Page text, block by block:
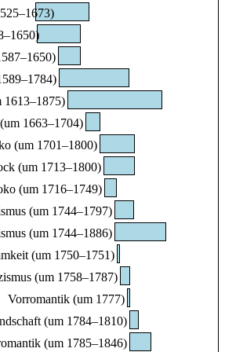
1613–1875)
1663–1704)
(um 1701–1800)
(um 1713–1800)
(um 1716–1749)
(um 1744–1797)
(um 1744–1886)
(um 1750–1751)
(um 1758–1787)
Vorromantik (um 1777)
(um 1784–1810)
(um 1785–1846)